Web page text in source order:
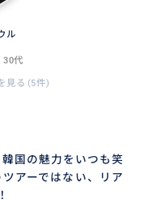
ル
30代
見る (5件)
国の魅力をいつも笑
アーではない、リア